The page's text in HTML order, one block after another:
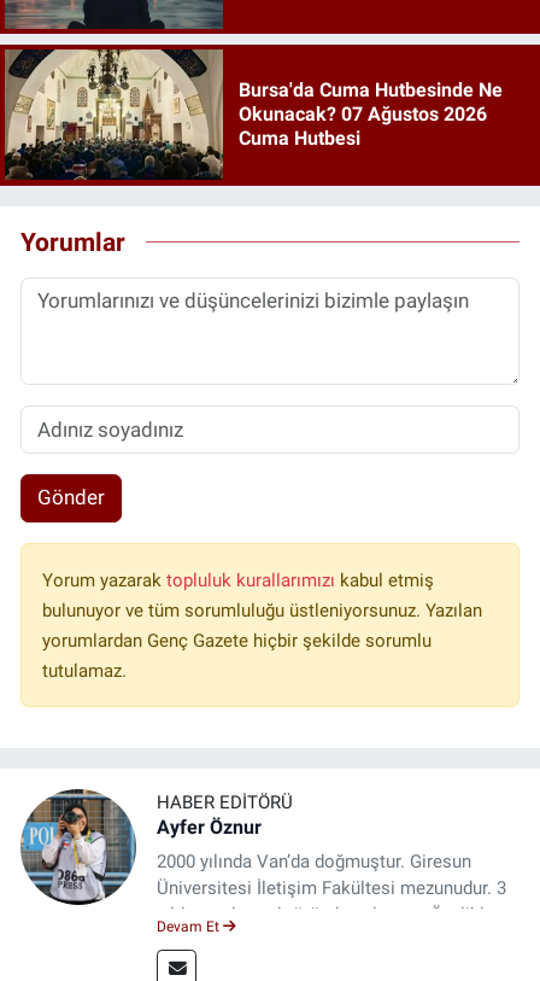
Bursa'da Cuma Hutbesinde Ne
Okunacak? 07 Ağustos 2026
Cuma Hutbesi
Yorumlar
Gönder
Yorum yazarak topluluk kurallarımızı kabul etmiş
bulunuyor ve tüm sorumluluğu üstleniyorsunuz. Yazılan
yorumlardan Genç Gazete hiçbir şekilde sorumlu
tutulamaz.
HABER EDITÖRÜ
Ayfer Öznur
2000 yılında Van’da doğmuştur. Giresun
Üniversitesi İletişim Fakültesi mezunudur. 3
yıldır medya sektöründe çalışıyor. Özelikle
Devam Et